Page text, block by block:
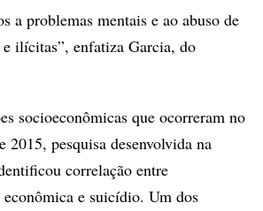
a problemas mentais e ao abuso de
ilícitas”, enfatiza Garcia, do
socioeconômicas que ocorreram no
2015, pesquisa desenvolvida na
correlação entre
econômica e suicídio. Um dos